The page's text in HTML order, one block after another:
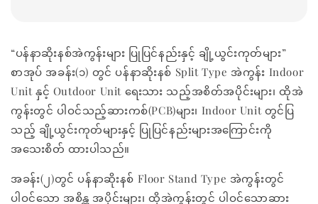
“ပန်နာဆိုးနစ်အဲကွန်းများ ပြုပြင်နည်းနှင့် ချို့ယွင်းကုတ်များ”
စာအုပ် အခန်း(၁) တွင် ပန်နာဆိုးနစ် Split Type အဲကွန်း Indoor
Unit နှင့် Outdoor Unit ရေးသား သည့်အစိတ်အပိုင်းများ၊ ထိုအဲ
ကွန်းတွင် ပါဝင်သည့်ဆားကစ်(PCB)များ၊ Indoor Unit တွင်ပြ
သည့် ချို့ယွင်းကုတ်များနှင့် ပြုပြင်နည်းများအကြောင်းကို
အသေးစိတ် ထားပါသည်။
အခန်း(၂)တွင် ပန်နာဆိုးနစ် Floor Stand Type အဲကွန်းတွင်
ပါဝင်သော အစိန္တ အပိုင်းများ၊ ထိုအဲကွန်းတွင် ပါဝင်သောဆား